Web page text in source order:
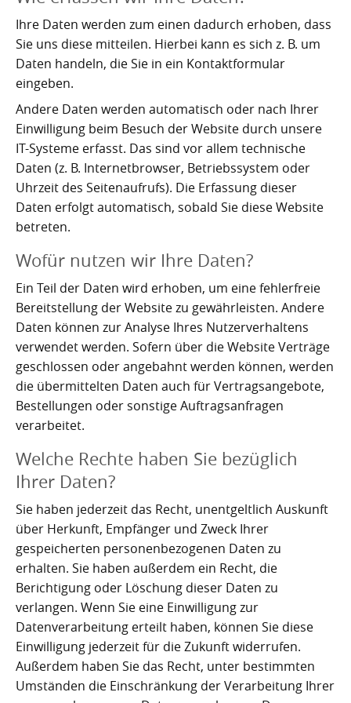
Das Observatorium
Giftige Insekten und Spinnen auf den Kanaren
Riesenkalmare in den Gewässern um die Kanarischen
Inseln
Garachico
Granadilla de Abona
Guía de Isora
Icod de los Vinos
La Guancha
La Orotava
La Victoria de Acentejo
Los Realejos
Los Silos
Puerto de la Cruz
San Cristóbal de La Laguna
San Miguel de Abona
Santa Cruz de Tenerife
Santa Úrsula
Santiago del Teide
Tacoronte
Tegueste
Achamán - Himmelsgott der Guanchen
Guayota - Teide, Feuer und die Logik der Angst
Magec - Sonne, Licht und Kalenderwissen
Chaxiraxi - Muttergöttin der Guanchen
Achuguayo - Mond, Zeit und heilige Schluchten
San Borondón
Wie Kastilien die Kanarischen Inseln unterwarf
Der Widerstand
Konstanz und Teneriffa
Piratenangriffe auf Teneriffa im 16. Jahrhundert
François Le Clerc
Amaro Pargo
Garachico 1706
Die Schlacht von Santa Cruz 1797
Kartoffelrevolution 1846
Verworfenes Exil
Thor Heyerdahl und die Pyramiden von Güímar
Nachhaltig bauen und sanieren auf den Kanaren
Walbeobachtung statt Show
Star Wars auf Teneriffa?
Ferienwohnungen legal vermieten
Die Cochenille-Schildlaus
Teneriffas Naturwunder
Zwischen Urlaubsparadies und Quantenwunder
Die Geologie Teneriffas
Die Guanchen
Legenden, Geheimnisse und die stille Logik Teneriffas
La Palma und die Tsunami-Erzählung
Ihre Daten werden zum einen dadurch erhoben, dass
Sie uns diese mitteilen. Hierbei kann es sich z. B. um
Daten handeln, die Sie in ein Kontaktformular
eingeben.
Andere Daten werden automatisch oder nach Ihrer
Einwilligung beim Besuch der Website durch unsere
IT-Systeme erfasst. Das sind vor allem technische
Daten (z. B. Internetbrowser, Betriebssystem oder
Uhrzeit des Seitenaufrufs). Die Erfassung dieser
Daten erfolgt automatisch, sobald Sie diese Website
betreten.
Wofür nutzen wir Ihre Daten?
Ein Teil der Daten wird erhoben, um eine fehlerfreie
Bereitstellung der Website zu gewährleisten. Andere
Daten können zur Analyse Ihres Nutzerverhaltens
verwendet werden. Sofern über die Website Verträge
geschlossen oder angebahnt werden können, werden
die übermittelten Daten auch für Vertragsangebote,
Bestellungen oder sonstige Auftragsanfragen
verarbeitet.
Welche Rechte haben Sie bezüglich
Ihrer Daten?
Sie haben jederzeit das Recht, unentgeltlich Auskunft
über Herkunft, Empfänger und Zweck Ihrer
gespeicherten personenbezogenen Daten zu
erhalten. Sie haben außerdem ein Recht, die
Berichtigung oder Löschung dieser Daten zu
verlangen. Wenn Sie eine Einwilligung zur
Datenverarbeitung erteilt haben, können Sie diese
Einwilligung jederzeit für die Zukunft widerrufen.
Außerdem haben Sie das Recht, unter bestimmten
Umständen die Einschränkung der Verarbeitung Ihrer